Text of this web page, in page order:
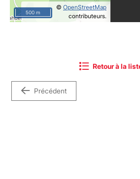
© OpenStreetMap
contributeurs.
500 m
Précédent
Retour à la